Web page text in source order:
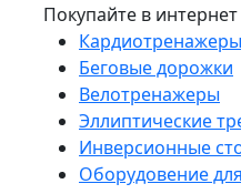
Покупайте в
Кардиотренажеры
Беговые дорожки
Велотренажеры
Эллиптические
Инверсионные
Оборудовение для